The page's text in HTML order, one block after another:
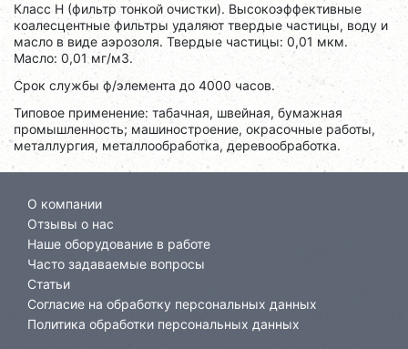
Класс H (фильтр тонкой очистки). Высокоэффективные
коалесцентные фильтры удаляют твердые частицы, воду и
масло в виде аэрозоля. Твердые частицы: 0,01 мкм.
Масло: 0,01 мг/м3.
Срок службы ф/элемента до 4000 часов.
Типовое применение: табачная, швейная, бумажная
промышленность; машиностроение, окрасочные работы,
металлургия, металлообработка, деревообработка.
О компании
Отзывы о нас
Наше оборудование в работе
Часто задаваемые вопросы
Статьи
Согласие на обработку персональных данных
Политика обработки персональных данных